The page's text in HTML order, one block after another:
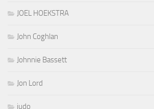
JOEL HOEKSTRA
John Coghlan
Johnnie Bassett
Jon Lord
judo